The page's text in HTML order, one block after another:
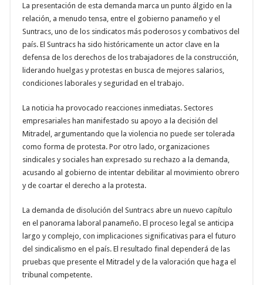
La presentación de esta demanda marca un punto álgido en la
relación, a menudo tensa, entre el gobierno panameño y el
Suntracs, uno de los sindicatos más poderosos y combativos del
país. El Suntracs ha sido históricamente un actor clave en la
defensa de los derechos de los trabajadores de la construcción,
liderando huelgas y protestas en busca de mejores salarios,
condiciones laborales y seguridad en el trabajo.
La noticia ha provocado reacciones inmediatas. Sectores
empresariales han manifestado su apoyo a la decisión del
Mitradel, argumentando que la violencia no puede ser tolerada
como forma de protesta. Por otro lado, organizaciones
sindicales y sociales han expresado su rechazo a la demanda,
acusando al gobierno de intentar debilitar al movimiento obrero
y de coartar el derecho a la protesta.
La demanda de disolución del Suntracs abre un nuevo capítulo
en el panorama laboral panameño. El proceso legal se anticipa
largo y complejo, con implicaciones significativas para el futuro
del sindicalismo en el país. El resultado final dependerá de las
pruebas que presente el Mitradel y de la valoración que haga el
tribunal competente.